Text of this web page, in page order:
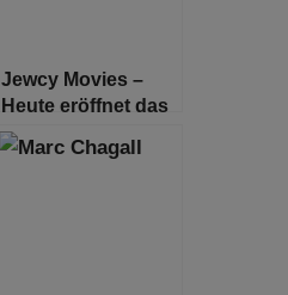
Jewcy Movies –
Heute eröffnet das
28. Jüdische
Filmfestival Berlin